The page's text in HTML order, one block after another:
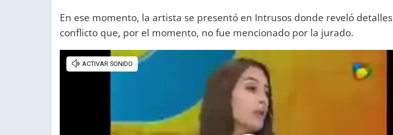
En ese momento, la artista se presentó en Intrusos donde reveló
conflicto que, por el momento, no fue mencionado por la jurado.